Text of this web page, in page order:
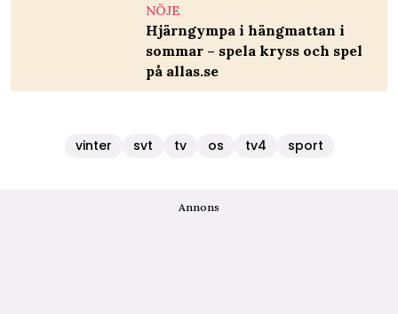
NÖJE
Hjärngympa i hängmattan i
sommar – spela kryss och spel
på allas.se
vinter svt tv os tv4 sport
Annons